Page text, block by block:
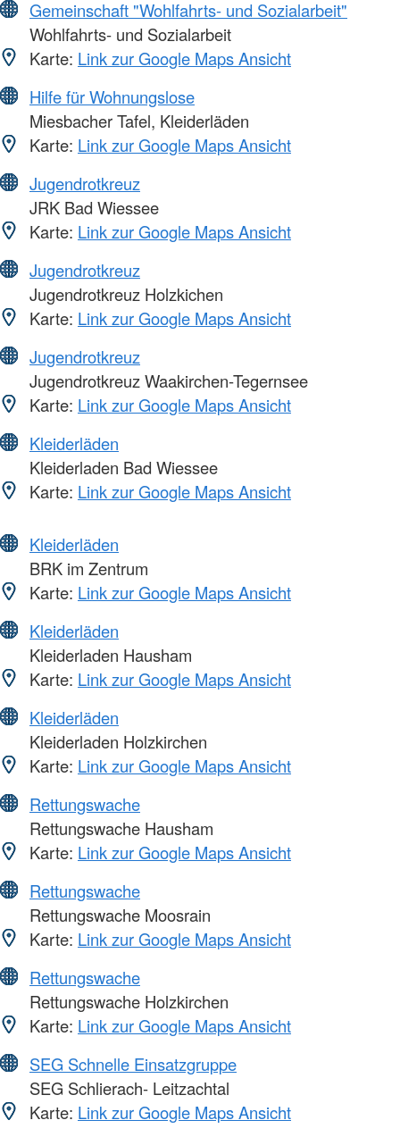
Gemeinschaft "Wohlfahrts- und Sozialarbeit"
Wohlfahrts- und Sozialarbeit
Karte: Link zur Google Maps Ansicht
Hilfe für Wohnungslose
Miesbacher Tafel, Kleiderläden
Karte: Link zur Google Maps Ansicht
Jugendrotkreuz
JRK Bad Wiessee
Karte: Link zur Google Maps Ansicht
Jugendrotkreuz
Jugendrotkreuz Holzkichen
Karte: Link zur Google Maps Ansicht
Jugendrotkreuz
Jugendrotkreuz Waakirchen-Tegernsee
Karte: Link zur Google Maps Ansicht
Kleiderläden
Kleiderladen Bad Wiessee
Karte: Link zur Google Maps Ansicht
Kleiderläden
BRK im Zentrum
Karte: Link zur Google Maps Ansicht
Kleiderläden
Kleiderladen Hausham
Karte: Link zur Google Maps Ansicht
Kleiderläden
Kleiderladen Holzkirchen
Karte: Link zur Google Maps Ansicht
Rettungswache
Rettungswache Hausham
Karte: Link zur Google Maps Ansicht
Rettungswache
Rettungswache Moosrain
Karte: Link zur Google Maps Ansicht
Rettungswache
Rettungswache Holzkirchen
Karte: Link zur Google Maps Ansicht
SEG Schnelle Einsatzgruppe
SEG Schlierach- Leitzachtal
Karte: Link zur Google Maps Ansicht